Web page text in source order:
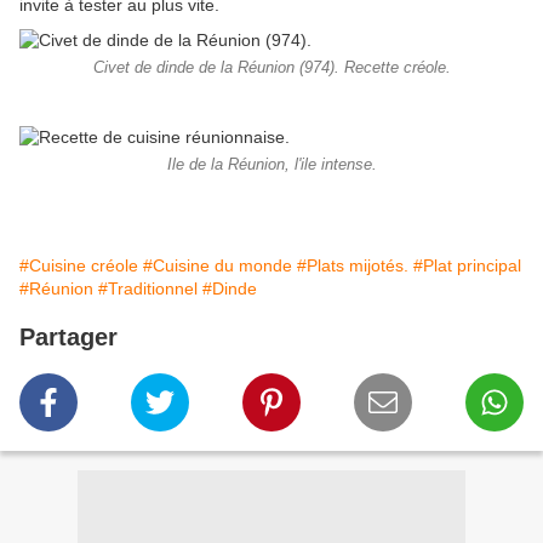
invite à tester au plus vite.
Civet de dinde de la Réunion (974). Recette créole.
Ile de la Réunion, l'ile intense.
#Cuisine créole #Cuisine du monde #Plats mijotés. #Plat principal
#Réunion #Traditionnel #Dinde
Partager